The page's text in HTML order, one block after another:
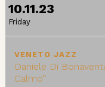
10.11.23
Friday
VENETO JAZZ
Daniele Di
Calmo”